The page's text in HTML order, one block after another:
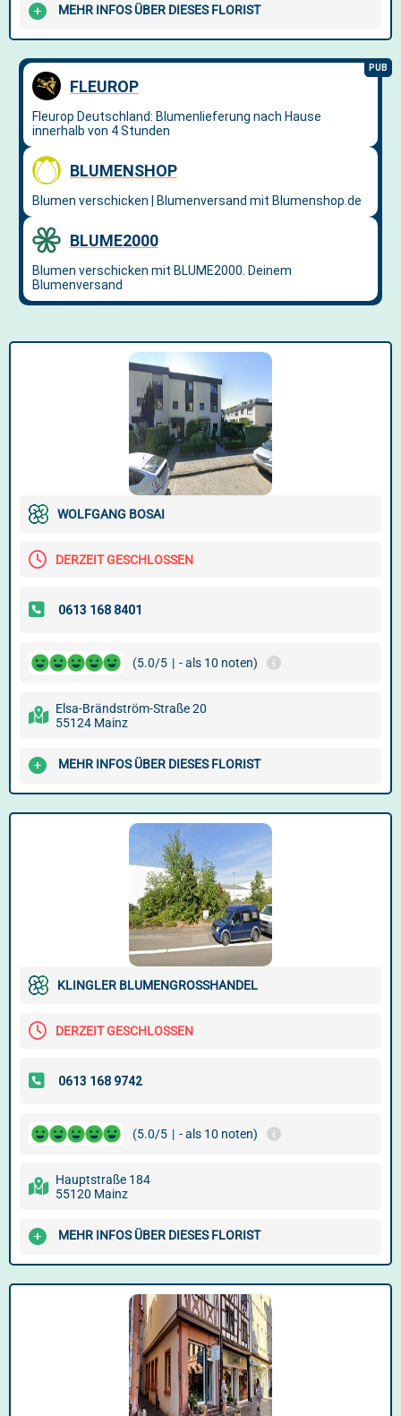
MEHR INFOS ÜBER DIESES FLORIST
WOLFGANG BOSAI
DERZEIT GESCHLOSSEN
(5.0/5 | - als 10 noten)
Elsa-Brändström-Straße 20
55124 Mainz
MEHR INFOS ÜBER DIESES FLORIST
KLINGLER BLUMENGROSSHANDEL
DERZEIT GESCHLOSSEN
(5.0/5 | - als 10 noten)
Hauptstraße 184
55120 Mainz
MEHR INFOS ÜBER DIESES FLORIST